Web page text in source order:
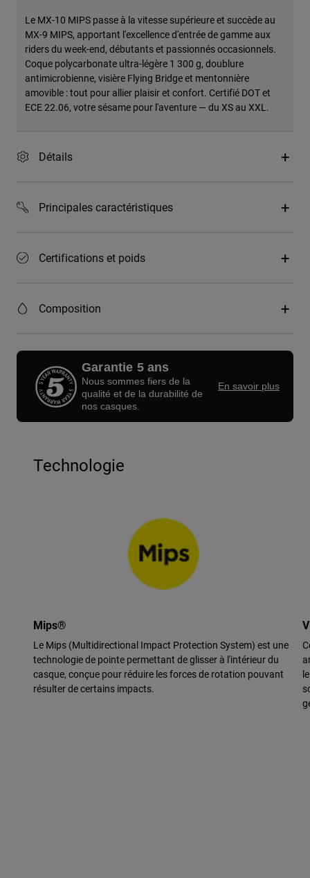
Le MX-10 MIPS passe à la vitesse supérieure et succède au
MX-9 MIPS, apportant l'excellence d'entrée de gamme aux
riders du week-end, débutants et passionnés occasionnels.
Coque polycarbonate ultra-légère 1 300 g, doublure
antimicrobienne, visière Flying Bridge et mentonnière
amovible : tout pour allier plaisir et confort. Certifié DOT et
ECE 22.06, votre sésame pour l'aventure — du XS au XXL.
Détails
Principales caractéristiques
Certifications et poids
Composition
Garantie 5 ans
Nous sommes fiers de la
qualité et de la durabilité de
nos casques.
En savoir plus
Technologie
Mips®
Le Mips (Multidirectional Impact Protection System) est une
technologie de pointe permettant de glisser à l'intérieur du
casque, conçue pour réduire les forces de rotation pouvant
résulter de certains impacts.